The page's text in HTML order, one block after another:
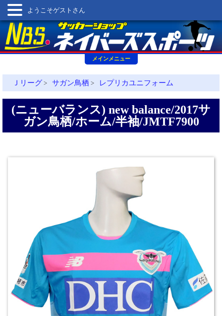
メインメニュー
ようこそゲストさん
Ｊリーグ > サガン鳥栖 > レプリカユニフォーム
(ニューバランス) new balance/2017サ
ガン鳥栖/ホーム/半袖/JMTF7900